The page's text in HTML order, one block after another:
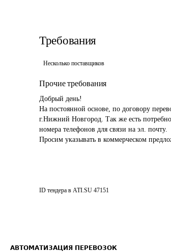
Требования
Несколько поставщиков
Прочие требования
Добрый день!
На постоянной основе, по договору
г.Нижний Новгород. Так же есть
номера телефонов для связи на эл. почту.
Просим указывать в коммерческом
ID тендера в ATI.SU 47151
АВТОМАТИЗАЦИЯ ПЕРЕВОЗОК